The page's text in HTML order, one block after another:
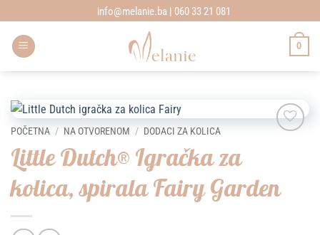
to
content
info@melanie.ba | 060 33 21 081
0
POČETNA / NA OTVORENOM / DODACI ZA KOLICA
Little Dutch® Igračka za
kolica, spirala Fairy Garden